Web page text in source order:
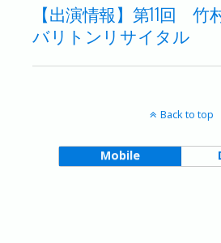
【出演情報】第11回 竹
バリトンリサイタル
Back to top
Mobile